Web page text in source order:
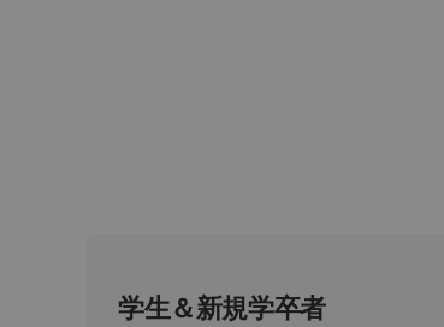
学生＆新規学卒者